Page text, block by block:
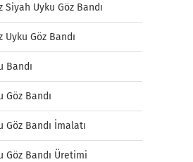
Siyah Uyku Göz Bandı
Uyku Göz Bandı
Bandı
Göz Bandı
Göz Bandı İmalatı
Göz Bandı Üretimi